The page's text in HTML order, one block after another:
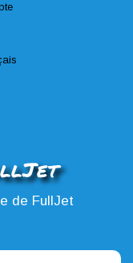
de FullJet